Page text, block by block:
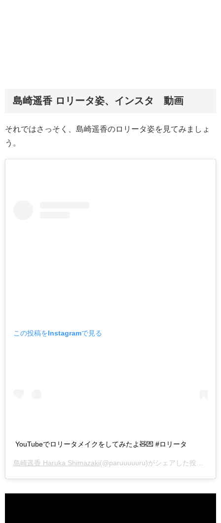
島崎遥香 ロリータ姿、インスタ 動画
それではさっそく、島崎遥香のロリータ姿を見てみましょ
う。
この投稿をInstagramで見る
YouTubeでロリータメイクをしてみたよ🧸💌 #ロリータ
島崎遥香 Haruka Shimazaki(@paruuuuuru)がシェアした投稿 –